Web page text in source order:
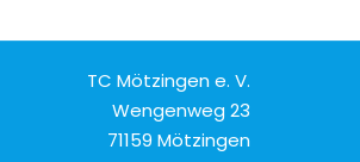
TC Mötzingen e. V.
Wengenweg 23
71159 Mötzingen